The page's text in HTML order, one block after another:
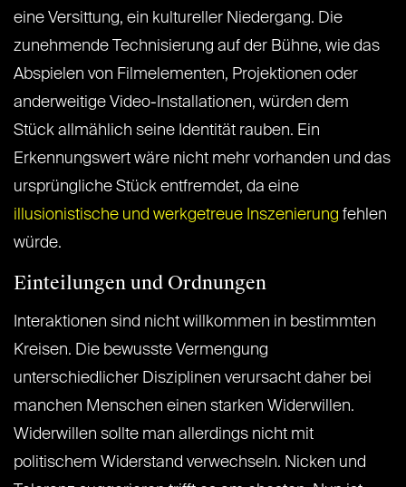
eine Versittung, ein kultureller Niedergang. Die
zunehmende Technisierung auf der Bühne, wie das
Abspielen von Filmelementen, Projektionen oder
anderweitige Video-Installationen, würden dem
Stück allmählich seine Identität rauben. Ein
Erkennungswert wäre nicht mehr vorhanden und das
ursprüngliche Stück entfremdet, da eine
illusionistische und werkgetreue Inszenierung fehlen
würde.
Einteilungen und Ordnungen
Interaktionen sind nicht willkommen in bestimmten
Kreisen. Die bewusste Vermengung
unterschiedlicher Disziplinen verursacht daher bei
manchen Menschen einen starken Widerwillen.
Widerwillen sollte man allerdings nicht mit
politischem Widerstand verwechseln. Nicken und